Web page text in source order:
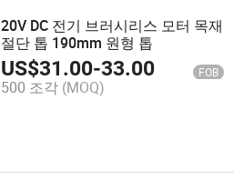
20V DC 전기 브러시리스 모터 목재
절단 톱 190mm 원형 톱
US$31.00-33.00 FOB
500 조각 (MOQ)